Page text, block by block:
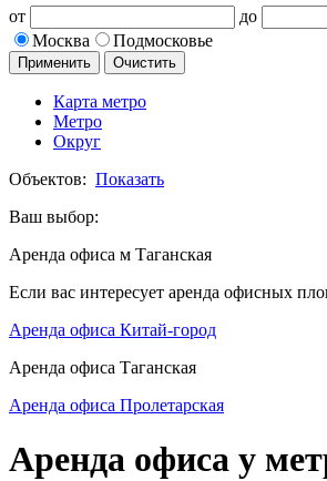
от до
Москва
Подмосковье
Применить Очистить
Карта метро
Метро
Округ
Объектов: Показать
Ваш выбор:
Аренда офиса м Таганская
Если вас интересует аренда офисных
Аренда офиса Китай-город
Аренда офиса Таганская
Аренда офиса Пролетарская
Аренда офиса у